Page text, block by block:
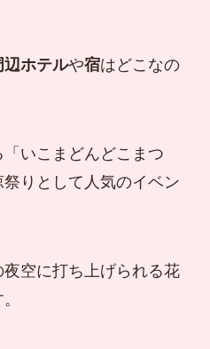
辺ホテルや宿はどこなの
いこまどんどこまつ
りとして人気のイベン
空に打ち上げられる花